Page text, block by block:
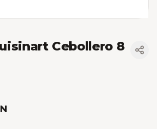
Cebollero 8